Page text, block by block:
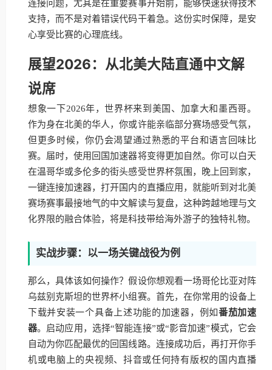
连接问题，尤其是在重要赛事开始前，能够快速获得技术
支持，而不是对着错误代码干着急。这份实时保障，是安
心享受比赛的心理底线。
展望2026：从北美大陆直通中文解
说席
想象一下2026年，世界杯来到美国、加拿大和墨西哥。
作为身在北美的华人，你或许能亲临部分赛场感受气氛，
但更多时候，你仍会渴望通过熟悉的平台和语言回味比
赛。届时，使用回国加速器将变得更加自然。你可以白天
在温哥华或多伦多的街头感受世界杯氛围，晚上回到家，
一键连接加速器，打开国内的直播应用，就能听到对北美
赛场赛事最接地气的中文解读与复盘，这种跨越地理与文
化界限的融合体验，将是科技带给海外游子的独特礼物。
实战步骤：以一场关键战役为例
那么，具体该如何操作？假设你想观看一场哥伦比亚对阵
乌兹别克斯坦的世界杯小组赛。首先，在你常用的设备上
下载并安装一个具备上述功能的加速器，例如番茄加速
器。启动应用，选择“智能连接”或“影音加速”模式，它会
自动为你匹配最优的回国线路。连接成功后，再打开你手
机或电脑上的央视频、抖音或任何持有版权的国内直播